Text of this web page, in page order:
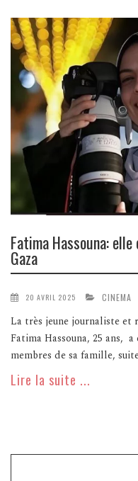
Fatima Hassouna:
Gaza
20 AVRIL 2025 CINEMA
La très jeune journaliste
Fatima Hassouna, 25 ans,
membres de sa famille,
Lire la suite ...